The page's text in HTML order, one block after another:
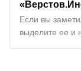
Если вы
выделите ее и